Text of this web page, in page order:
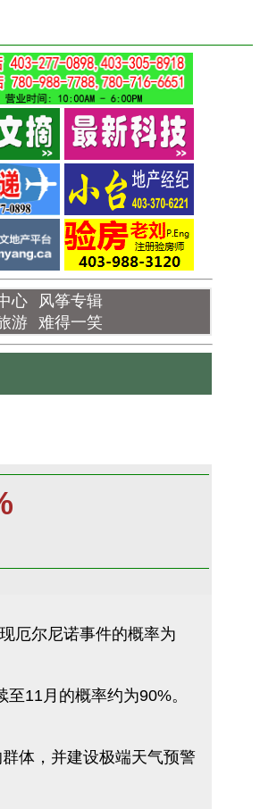
心
风筝专辑
游 难得一笑
厄尔尼诺事件的概率为
11月的概率约为90%。
体，并建设极端天气预警